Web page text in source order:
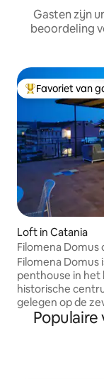
Gasten zijn
beoordeling
Topfavoriet van
Favoriet van
Loft in Catania
Filomena
Catania
Filomena Domus
penthouse in het
historische
gelegen op de
verdieping van
de beroemde
uitgerust met